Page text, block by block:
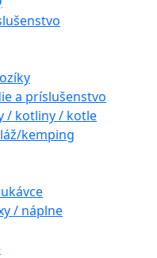
a príslušenstvo
/ kotliny / kotle
kemping
/ náplne